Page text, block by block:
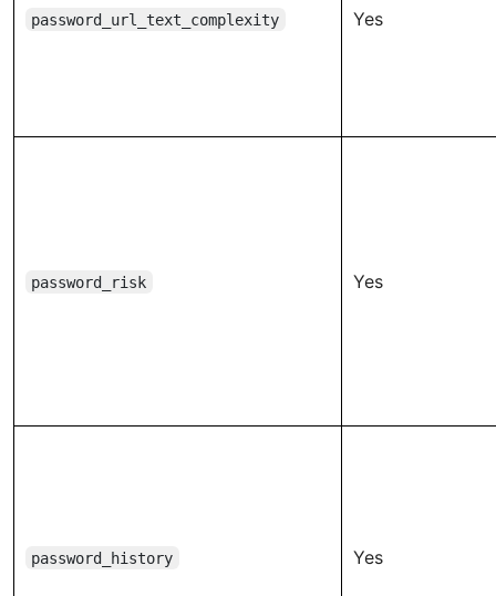
password_url_text_complexity Yes
password_risk Yes
password_history Yes